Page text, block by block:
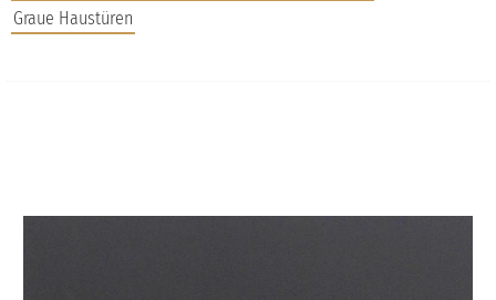
Graue Haustüren
UNTERNEHMEN